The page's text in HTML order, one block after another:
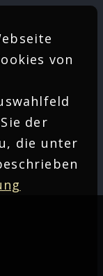
von
der
die unter